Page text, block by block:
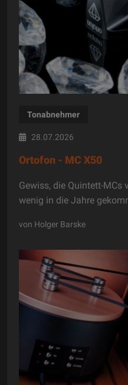
Tonabnehmer
28.07.2026
Ortofon - MC X50
Gewiss, die Quintett-MCs
wenig in die Jahre
von Holger Barske